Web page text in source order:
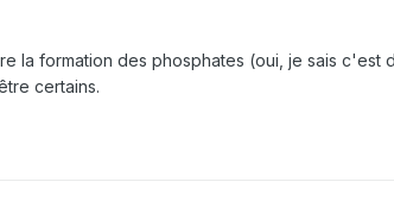
la formation des phosphates (oui, je sais c'est
certains.